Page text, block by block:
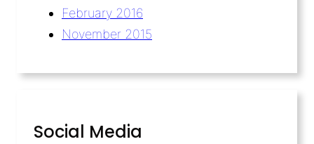
February 2016
November 2015
Social Media